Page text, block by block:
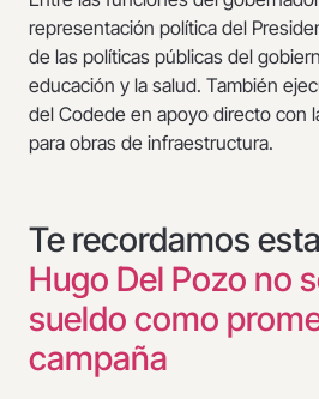
representación política del
de las políticas públicas del
educación y la salud. También
del Codede en apoyo directo con
para obras de infraestructura.
Te recordamos
Hugo Del Pozo no
sueldo como
campaña